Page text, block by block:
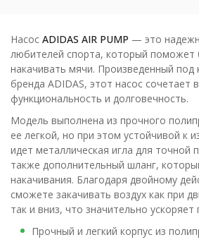
Насос ADIDAS AIR PUMP — это
любителей спорта, который поможет
накачивать мячи. Произведенный под
бренда ADIDAS, этот насос сочетает
функциональность и долговечность.
Модель выполнена из прочного
ее легкой, но при этом устойчивой к
идет металлическая игла для точной
также дополнительный шланг,
накачивания. Благодаря двойному
сможете закачивать воздух как при
так и вниз, что значительно ускоряет
Прочный и легкий корпус из